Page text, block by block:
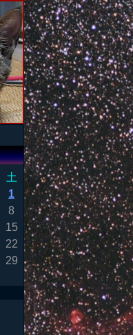
土
1
8
15
22
29